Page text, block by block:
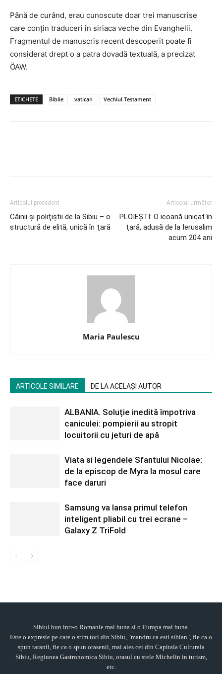
Până de curând, erau cunoscute doar trei manuscrise
care conţin traduceri în siriaca veche din Evanghelii.
Fragmentul de manuscris recent descoperit poate fi
considerat drept o a patra dovadă textuală, a precizat
ÖAW.
ETICHETE Biblie vatican Vechiul Testament
Articolul precedent
Câinii şi poliţiştii de la Sibiu – o
structură de elită, unică în ţară
Articolul următor
PLOIEŞTI: O icoană unicat în
ţară, adusă de la Ierusalim
acum 204 ani
Maria Paulescu
ARTICOLE SIMILARE DE LA ACELAȘI AUTOR
ALBANIA. Soluție inedită împotriva
caniculei: pompierii au stropit
locuitorii cu jeturi de apă
Viata si legendele Sfantului Nicolae:
de la episcop de Myra la mosul care
face daruri
Samsung va lansa primul telefon
inteligent pliabil cu trei ecrane –
Galaxy Z TriFold
Sibiul bun intr-o Romanie mai buna si o Europa mai buna.
Este o expresie pe care o stim toti din Sibiu, "mandru ca esti sibian", fie ca o
spun taranii, fie ca o spun orasenii, mai ales cei din Capitala Culturala
Sibiu, Regiunea Gastronomica Sibiu, orasul cu stele Michelin in turism,
etc.